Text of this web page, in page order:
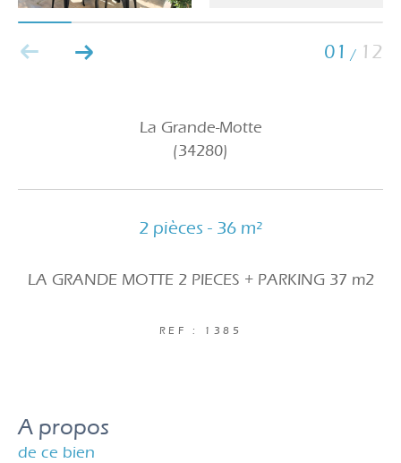
01 / 12
La Grande-Motte
(34280)
2 pièces - 36 m²
LA GRANDE MOTTE 2 PIECES + PARKING 37 m2
REF : 1385
a propos
de ce bien